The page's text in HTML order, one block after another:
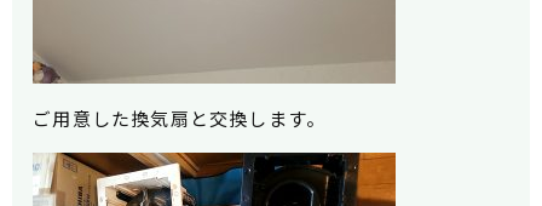
ご用意した換気扇と交換します。